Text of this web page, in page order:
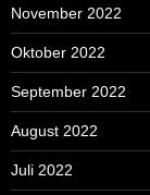
November 2022
Oktober 2022
September 2022
August 2022
Juli 2022